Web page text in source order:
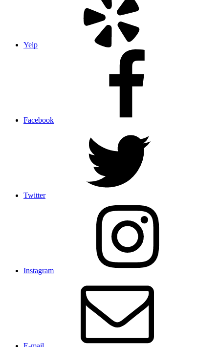
Yelp
Facebook
Twitter
Instagram